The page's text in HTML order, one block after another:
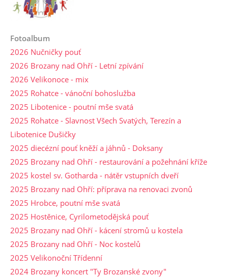
Fotoalbum
2026 Nučničky pouť
2026 Brozany nad Ohří - Letní zpívání
2026 Velikonoce - mix
2025 Rohatce - vánoční bohoslužba
2025 Libotenice - poutní mše svatá
2025 Rohatce - Slavnost Všech Svatých, Terezín a
Libotenice Dušičky
2025 diecézní pouť kněží a jáhnů - Doksany
2025 Brozany nad Ohří - restaurování a požehnání kříže
2025 kostel sv. Gotharda - nátěr vstupních dveří
2025 Brozany nad Ohří: příprava na renovaci zvonů
2025 Hrobce, poutní mše svatá
2025 Hostěnice, Cyrilometodějská pouť
2025 Brozany nad Ohří - kácení stromů u kostela
2025 Brozany nad Ohří - Noc kostelů
2025 Velikonoční Třídenní
2024 Brozany koncert "Ty Brozanské zvony"